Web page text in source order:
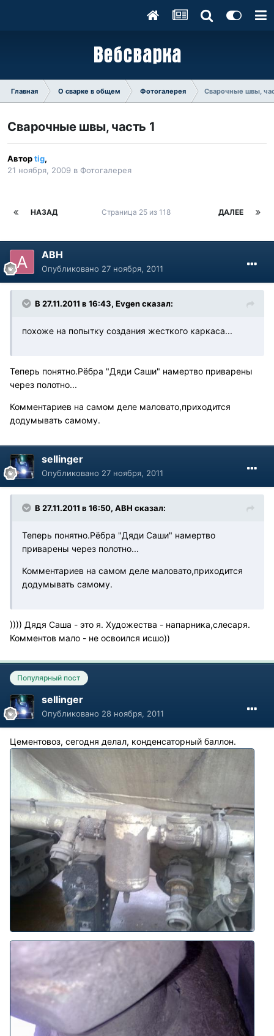
Главная О сварке в общем Фотогалерея Сварочные швы,
Сварочные швы, часть 1
Авторtig,
21 ноября, 2009 в Фотогалерея
НАЗАД ДАЛЕЕ
Страница 25 из 118
АВН
Опубликовано 27 ноября, 2011
В 27.11.2011 в 16:43, Evgen сказал:
похоже на попытку создания жесткого каркаса...
Теперь понятно.Рёбра "Дяди Саши" намертво приварены
через полотно...
Комментариев на самом деле маловато,приходится
додумывать самому.
sellinger
Опубликовано 27 ноября, 2011
В 27.11.2011 в 16:50, АВН сказал:
Теперь понятно.Рёбра "Дяди Саши" намертво
приварены через полотно...
Комментариев на самом деле маловато,приходится
додумывать самому.
)))) Дядя Саша - это я. Художества - напарника,слесаря.
Комментов мало - не освоился исшо))
Популярный пост
sellinger
Опубликовано 28 ноября, 2011
Цементовоз, сегодня делал, конденсаторный баллон.